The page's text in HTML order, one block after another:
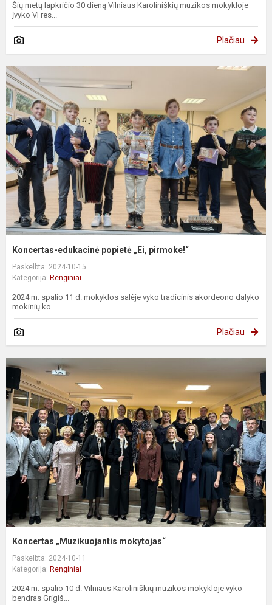
Šių metų lapkričio 30 dieną Vilniaus Karoliniškių muzikos mokykloje
įvyko VI res...
Plačiau
Koncertas-edukacinė popietė „Ei, pirmoke!“
Paskelbta: 2024-10-15
Kategorija: Renginiai
2024 m. spalio 11 d. mokyklos salėje vyko tradicinis akordeono dalyko
mokinių ko...
Plačiau
Koncertas „Muzikuojantis mokytojas“
Paskelbta: 2024-10-11
Kategorija: Renginiai
2024 m. spalio 10 d. Vilniaus Karoliniškių muzikos mokykloje vyko
bendras Grigiš...